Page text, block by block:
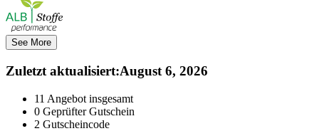
See More
Zuletzt aktualisiert:August 6, 2026
11 Angebot insgesamt
0 Geprüfter Gutschein
2 Gutscheincode